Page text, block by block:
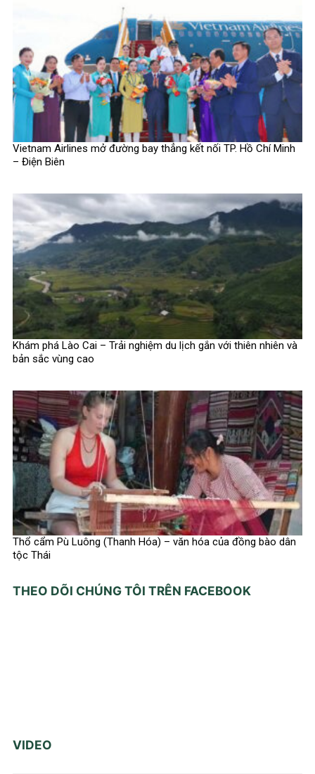
Vietnam Airlines mở đường bay thẳng kết nối TP. Hồ Chí Minh
– Điện Biên
Khám phá Lào Cai – Trải nghiệm du lịch gắn với thiên nhiên và
bản sắc vùng cao
Thổ cẩm Pù Luông (Thanh Hóa) – văn hóa của đồng bào dân
tộc Thái
THEO DÕI CHÚNG TÔI TRÊN FACEBOOK
VIDEO